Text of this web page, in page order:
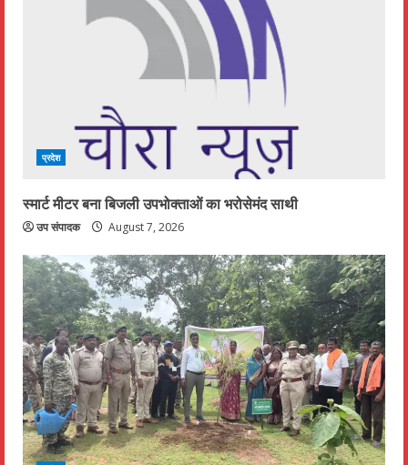
प्रदेश
स्मार्ट मीटर बना बिजली उपभोक्ताओं का भरोसेमंद साथी
उप संपादक August 7, 2026